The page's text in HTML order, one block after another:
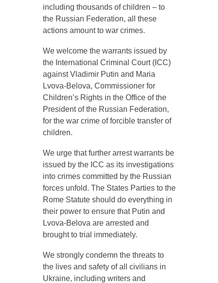
including thousands of children – to
the Russian Federation, all these
actions amount to war crimes.
We welcome the warrants issued by
the International Criminal Court (ICC)
against Vladimir Putin and Maria
Lvova-Belova, Commissioner for
Children’s Rights in the Office of the
President of the Russian Federation,
for the war crime of forcible transfer of
children.
We urge that further arrest warrants be
issued by the ICC as its investigations
into crimes committed by the Russian
forces unfold. The States Parties to the
Rome Statute should do everything in
their power to ensure that Putin and
Lvova-Belova are arrested and
brought to trial immediately.
We strongly condemn the threats to
the lives and safety of all civilians in
Ukraine, including writers and